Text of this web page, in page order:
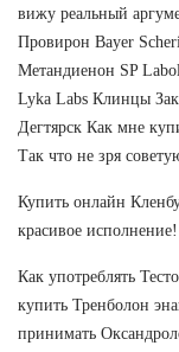
вижу реальный
Провирон Bayer
Метандиенон SP
Lyka Labs Клинцы
Дегтярск Как мне
Так что не зря
Купить онлайн
красивое исполнение!
Как употреблять
купить Тренболон
принимать